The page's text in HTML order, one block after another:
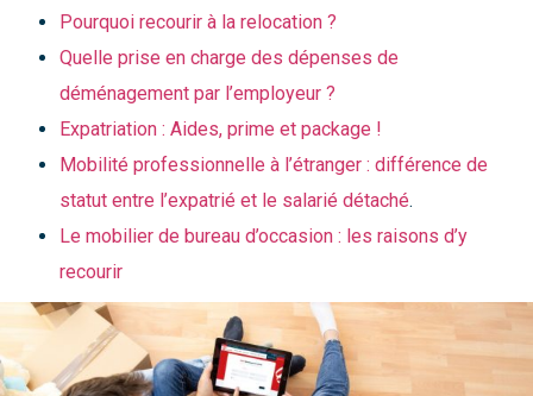
Pourquoi recourir à la relocation ?
Quelle prise en charge des dépenses de
déménagement par l’employeur ?
Expatriation : Aides, prime et package !
Mobilité professionnelle à l’étranger : différence de
statut entre l’expatrié et le salarié détaché.
Le mobilier de bureau d’occasion : les raisons d’y
recourir